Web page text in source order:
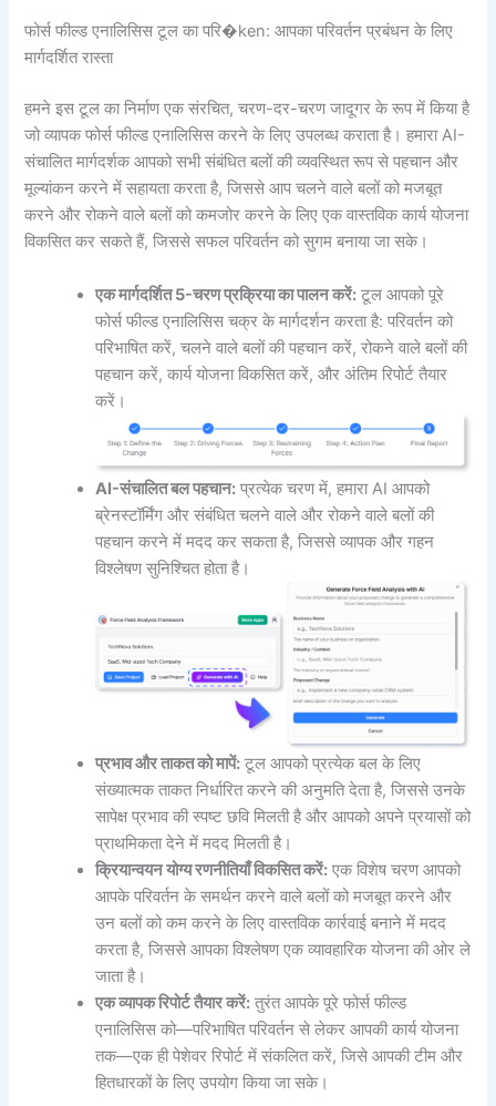
फोर्स फील्ड एनालिसिस टूल का परि�ken: आपका परिवर्तन प्रबंधन के लिए
मार्गदर्शित रास्ता
हमने इस टूल का निर्माण एक संरचित, चरण-दर-चरण जादूगर के रूप में किया है
जो व्यापक फोर्स फील्ड एनालिसिस करने के लिए उपलब्ध कराता है। हमारा AI-
संचालित मार्गदर्शक आपको सभी संबंधित बलों की व्यवस्थित रूप से पहचान और
मूल्यांकन करने में सहायता करता है, जिससे आप चलने वाले बलों को मजबूत
करने और रोकने वाले बलों को कमजोर करने के लिए एक वास्तविक कार्य योजना
विकसित कर सकते हैं, जिससे सफल परिवर्तन को सुगम बनाया जा सके।
एक मार्गदर्शित 5-चरण प्रक्रिया का पालन करें: टूल आपको पूरे
फोर्स फील्ड एनालिसिस चक्र के मार्गदर्शन करता है: परिवर्तन को
परिभाषित करें, चलने वाले बलों की पहचान करें, रोकने वाले बलों की
पहचान करें, कार्य योजना विकसित करें, और अंतिम रिपोर्ट तैयार
करें।
AI-संचालित बल पहचान: प्रत्येक चरण में, हमारा AI आपको
ब्रेनस्टॉर्मिंग और संबंधित चलने वाले और रोकने वाले बलों की
पहचान करने में मदद कर सकता है, जिससे व्यापक और गहन
विश्लेषण सुनिश्चित होता है।
प्रभाव और ताकत को मापें: टूल आपको प्रत्येक बल के लिए
संख्यात्मक ताकत निर्धारित करने की अनुमति देता है, जिससे उनके
सापेक्ष प्रभाव की स्पष्ट छवि मिलती है और आपको अपने प्रयासों को
प्राथमिकता देने में मदद मिलती है।
क्रियान्वयन योग्य रणनीतियाँ विकसित करें: एक विशेष चरण आपको
आपके परिवर्तन के समर्थन करने वाले बलों को मजबूत करने और
उन बलों को कम करने के लिए वास्तविक कार्रवाई बनाने में मदद
करता है, जिससे आपका विश्लेषण एक व्यावहारिक योजना की ओर ले
जाता है।
एक व्यापक रिपोर्ट तैयार करें: तुरंत आपके पूरे फोर्स फील्ड
एनालिसिस को—परिभाषित परिवर्तन से लेकर आपकी कार्य योजना
तक—एक ही पेशेवर रिपोर्ट में संकलित करें, जिसे आपकी टीम और
हितधारकों के लिए उपयोग किया जा सके।